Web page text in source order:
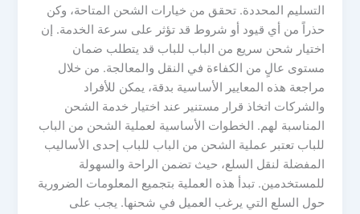
التسليم المحددة. تحقق من خيارات الشحن المتاحة، وكن
حذراً من أي قيود أو شروط قد تؤثر على سرعة الخدمة. إن
اختيار شحن سريع من الباب للباب قد يتطلب ضمان
مستوى عالٍ من الكفاءة في النقل والمعالجة. من خلال
مراجعة هذه المعايير الأساسية بدقة، يمكن للأفراد
والشركات اتخاذ قرار مستنير عند اختيار خدمة الشحن
المناسبة لهم. الخطوات الأساسية لعملية الشحن من الباب
للباب تعتبر عملية الشحن من الباب للباب إحدى الأساليب
المفضلة لنقل السلع، حيث تضمن الراحة والسهولة
للمستخدمين. تبدأ هذه العملية بتجميع المعلومات الضرورية
حول السلع التي يرغب العميل في شحنها. يجب على